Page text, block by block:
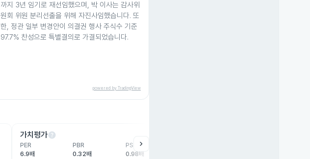
까지 3년 임기로 재선임했으며, 박 이사는 감사위
원회 위원 분리선출을 위해 자진사임했습니다. 또
한, 정관 일부 변경안이 의결권 행사 주식수 기준
97.7% 찬성으로 특별결의로 가결되었습니다.
powered by TradingView
가치평가help
PER
6.9배
PBR
0.32배
PSR
0.98배
chevron_right